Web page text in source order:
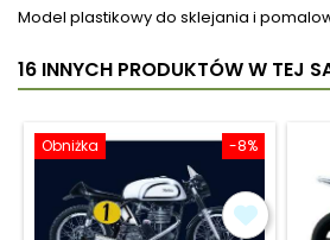
Model plastikowy do sklejania i
16 INNYCH PRODUKTÓW W TEJ
-8%
Obniżka